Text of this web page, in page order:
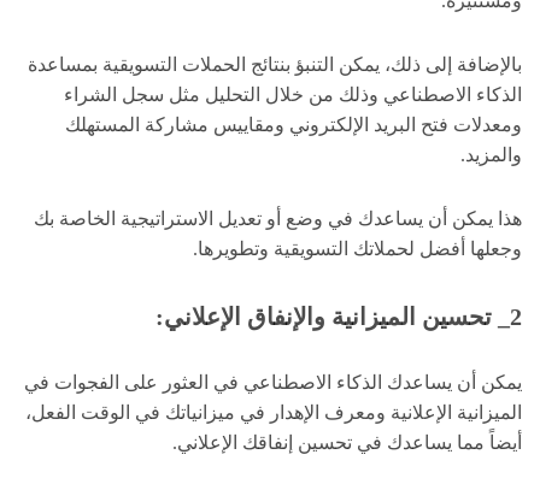
بالإضافة إلى ذلك، يمكن التنبؤ بنتائج الحملات التسويقية بمساعدة
الذكاء الاصطناعي وذلك من خلال التحليل مثل سجل الشراء
ومعدلات فتح البريد الإلكتروني ومقاييس مشاركة المستهلك
والمزيد.
هذا يمكن أن يساعدك في وضع أو تعديل الاستراتيجية الخاصة بك
وجعلها أفضل لحملاتك التسويقية وتطويرها.
2_ تحسين الميزانية والإنفاق الإعلاني:
يمكن أن يساعدك الذكاء الاصطناعي في العثور على الفجوات في
الميزانية الإعلانية ومعرف الإهدار في ميزانياتك في الوقت الفعل،
أيضاً مما يساعدك في تحسين إنفاقك الإعلاني.